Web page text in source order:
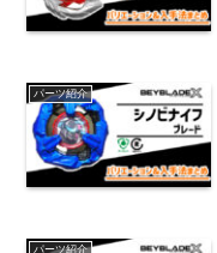
パーツ紹介
パーツ紹介